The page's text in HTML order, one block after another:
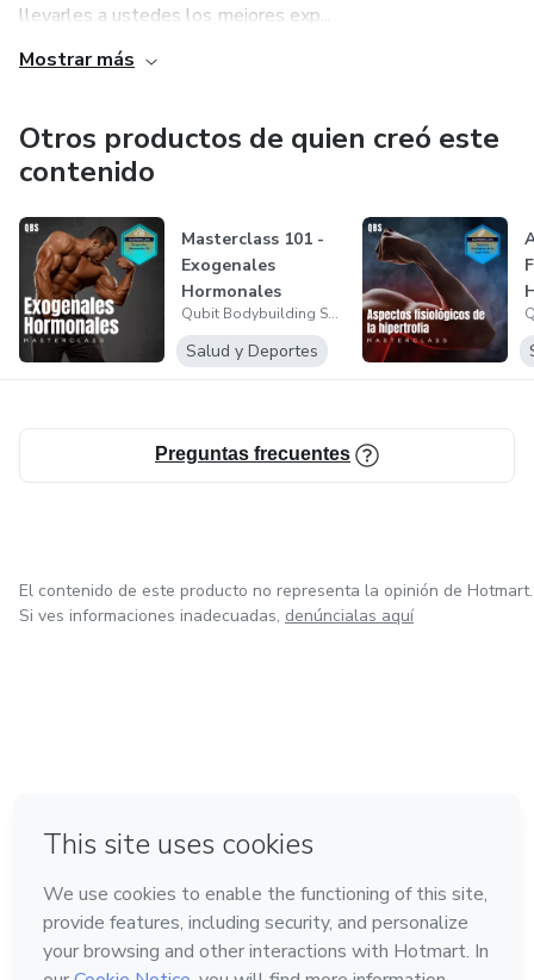
llevarles a ustedes los mejores exp...
Mostrar más
Otros productos de quien creó este
contenido
Masterclass 101 -
Exogenales
Hormonales
Qubit Bodybuilding School
Salud y Deportes
Preguntas frecuentes
El contenido de este producto no representa la opinión de Hotmart.
Si ves informaciones inadecuadas, denúncialas aquí
Hecho con❤ en Belo Horizonte
Conoce Hotmart